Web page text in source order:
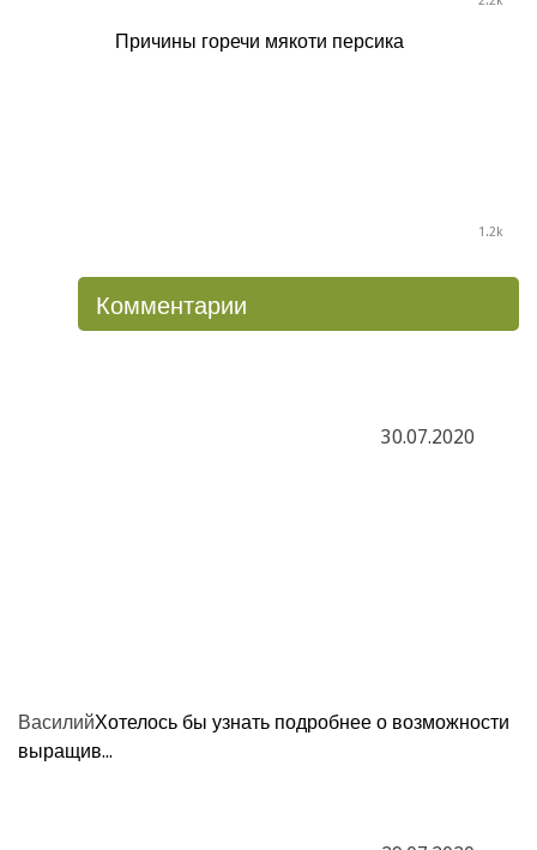
Причины горечи мякоти персика
1.2k
Комментарии
30.07.2020
ВасилийХотелось бы узнать подробнее о возможности
выращив...